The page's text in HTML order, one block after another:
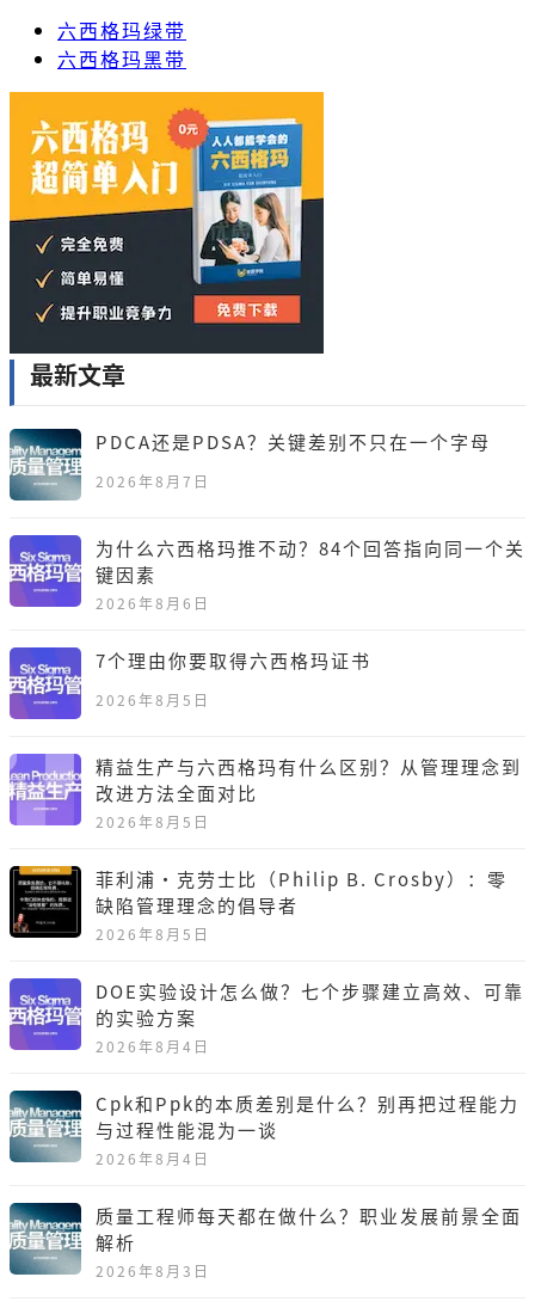
六西格玛绿带
六西格玛黑带
最新文章
PDCA还是PDSA？关键差别不只在一个字母
2026年8月7日
为什么六西格玛推不动？84个回答指向同一个关
键因素
2026年8月6日
7个理由你要取得六西格玛证书
2026年8月5日
精益生产与六西格玛有什么区别？从管理理念到
改进方法全面对比
2026年8月5日
菲利浦·克劳士比（Philip B. Crosby）：零
缺陷管理理念的倡导者
2026年8月5日
DOE实验设计怎么做？七个步骤建立高效、可靠
的实验方案
2026年8月4日
Cpk和Ppk的本质差别是什么？别再把过程能力
与过程性能混为一谈
2026年8月4日
质量工程师每天都在做什么？职业发展前景全面
解析
2026年8月3日